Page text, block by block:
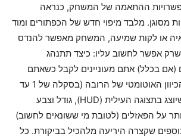
ההתאמה של המשחק, כנראה
מסוגן. מלבד מיפוי חדש של הכפתורים ומוד
או לקות שמיעה, המשחק מאפשר להנדס
אפשר לחשוב עליו: כיצד תתנהג
בכלל) אתם מעוניינים לקבל כשאתם
תקועים, מה עוצמת הכיוון האוטומטי של הרובה (בסקלה של 1 עד
10), מה אתם רוצים שיוצג בתצוגה העילית (HUD), גודל וצבע
על הפאזלים (לטובת מי ששונאים לחשוב)
שקצרה היריעה מלהכיל בביקורת. כל